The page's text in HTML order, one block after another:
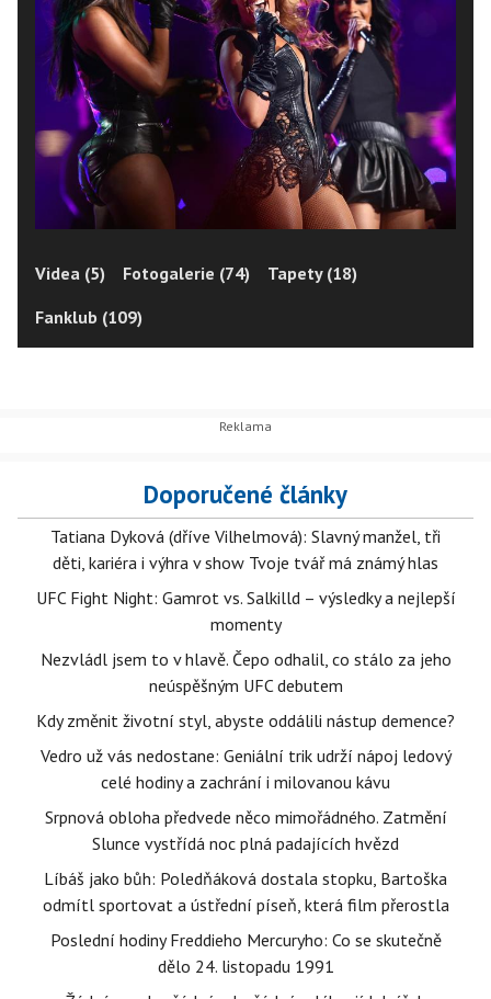
Videa (5) Fotogalerie (74)
Tapety (18)
Fanklub (109)
Doporučené články
Tatiana Dyková (dříve Vilhelmová): Slavný manžel, tři
děti, kariéra i výhra v show Tvoje tvář má známý hlas
UFC Fight Night: Gamrot vs. Salkilld – výsledky a nejlepší
momenty
Nezvládl jsem to v hlavě. Čepo odhalil, co stálo za jeho
neúspěšným UFC debutem
Kdy změnit životní styl, abyste oddálili nástup demence?
Vedro už vás nedostane: Geniální trik udrží nápoj ledový
celé hodiny a zachrání i milovanou kávu
Srpnová obloha předvede něco mimořádného. Zatmění
Slunce vystřídá noc plná padajících hvězd
Líbáš jako bůh: Poledňáková dostala stopku, Bartoška
odmítl sportovat a ústřední píseň, která film přerostla
Poslední hodiny Freddieho Mercuryho: Co se skutečně
dělo 24. listopadu 1991